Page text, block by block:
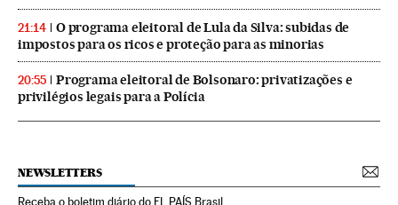
21:14
O programa eleitoral de Lula da Silva: subidas de
impostos para os ricos e proteção para as minorias
20:55
Programa eleitoral de Bolsonaro: privatizações e
privilégios legais para a Polícia
NEWSLETTERS
Receba o boletim diário do EL PAÍS Brasil